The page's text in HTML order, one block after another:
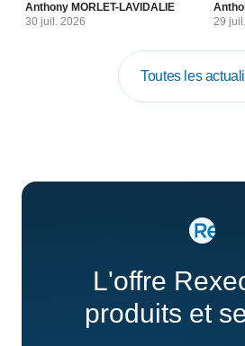
Anthony MORLET-LAVIDALIE
30 juil. 2026
29
Toutes les
L'offre
produits et